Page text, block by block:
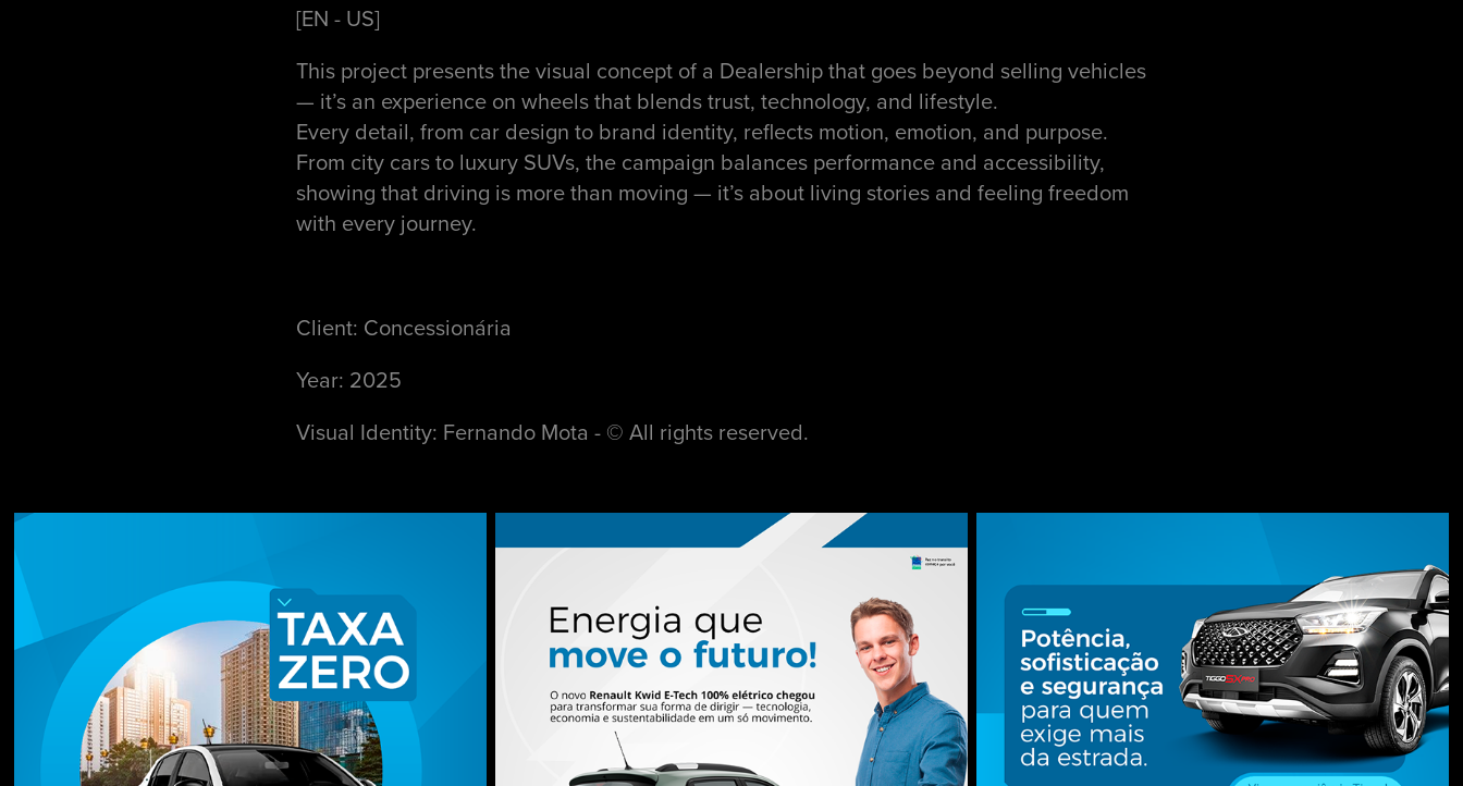
[EN - US]
This project presents the visual concept of a Dealership that goes beyond selling vehicles
— it’s an experience on wheels that blends trust, technology, and lifestyle.
Every detail, from car design to brand identity, reflects motion, emotion, and purpose.
From city cars to luxury SUVs, the campaign balances performance and accessibility,
showing that driving is more than moving — it’s about living stories and feeling freedom
with every journey.
Client: Concessionária
Year: 2025
Visual Identity: Fernando Mota - © All rights reserved.